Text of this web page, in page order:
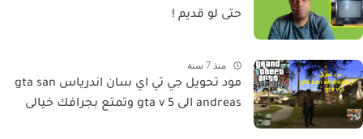
حتى لو قديم !
منذ 7 سنة
مود تحويل جي تي اي سان اندرياس gta san
andreas الى gta v 5 وتمتع بجرافك خيالى